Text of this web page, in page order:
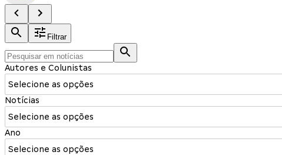
Filtrar
Autores e Colunistas
Selecione as opções
Notícias
Selecione as opções
Ano
Selecione as opções